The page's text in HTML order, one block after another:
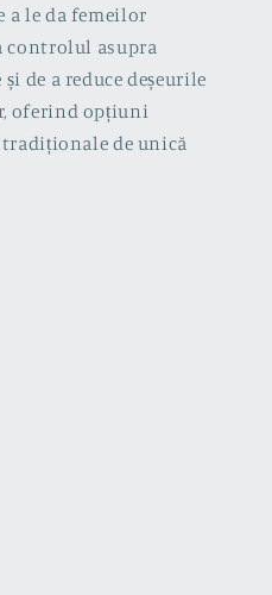
a le da femeilor
controlul asupra
de a reduce deșeurile
oferind opțiuni
de unică